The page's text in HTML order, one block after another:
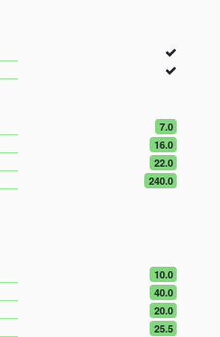
7.0
16.0
22.0
240.0
10.0
40.0
20.0
25.5